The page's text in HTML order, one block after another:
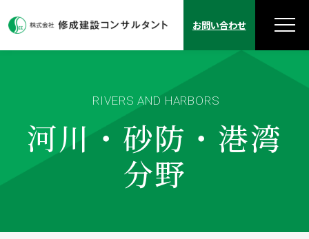
お問い合わせ
RIVERS AND HARBORS
河川・砂防・港湾
分野